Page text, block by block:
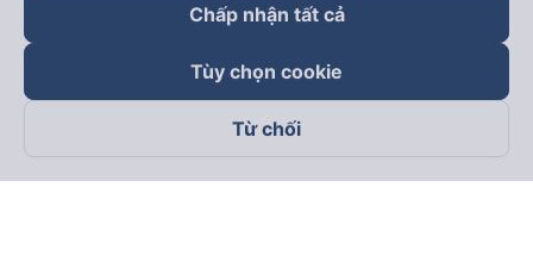
Xe đi Vũng Tàu từ Sài Gòn
Xe đi Nha Trang từ Sài Gòn
Xe đi Đà Lạt từ Sài Gòn
Vé tàu Sài Gòn Phan Thiết
Vé tàu Sài Gòn Đà Nẵng
Chấp nhận tất cả
Tùy chọn cookie
Từ chối